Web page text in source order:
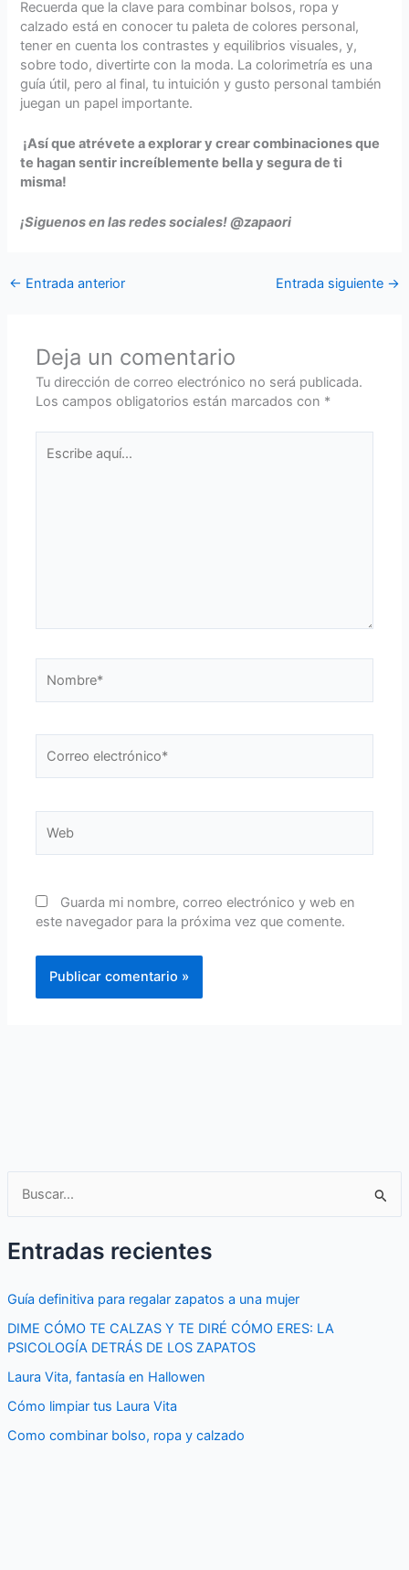
s
a
r
p
o
r
:
Entradas recientes
Guía definitiva para regalar zapatos a una mujer
DIME CÓMO TE CALZAS Y TE DIRÉ CÓMO ERES: LA
PSICOLOGÍA DETRÁS DE LOS ZAPATOS
Laura Vita, fantasía en Hallowen
Cómo limpiar tus Laura Vita
Como combinar bolso, ropa y calzado
Recuerda que la clave para combinar bolsos, ropa y
calzado está en conocer tu paleta de colores personal,
tener en cuenta los contrastes y equilibrios visuales, y,
sobre todo, divertirte con la moda. La colorimetría es una
guía útil, pero al final, tu intuición y gusto personal también
juegan un papel importante.
¡Así que atrévete a explorar y crear combinaciones que
te hagan sentir increíblemente bella y segura de ti
misma!
¡Siguenos en las redes sociales! @zapaori
← Entrada anterior Entrada siguiente →
Deja un comentario
Tu dirección de correo electrónico no será publicada.
Los campos obligatorios están marcados con *
aquí...
electrónico*
Guarda mi nombre, correo electrónico y web en
este navegador para la próxima vez que comente.